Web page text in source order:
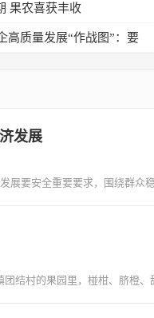
果农喜获丰收
高质量发展“作战图”：要
发展
展要安全重要要求，围绕群众
结村的果园里，椪柑、脐橙